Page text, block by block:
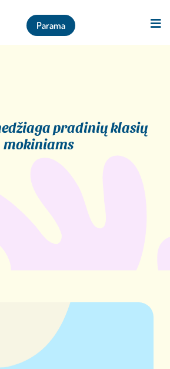
Parama
pradinių klasių
mokiniams